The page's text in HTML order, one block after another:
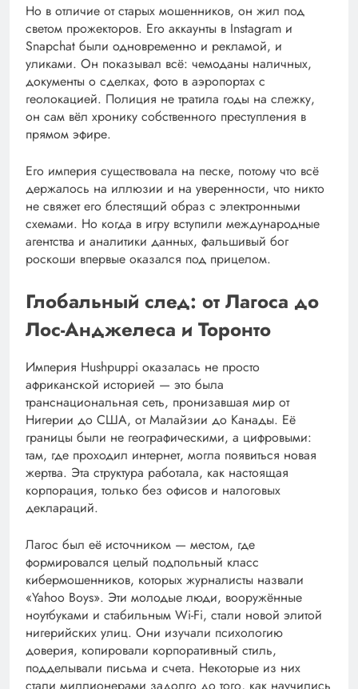
Но в отличие от старых мошенников, он жил под
светом прожекторов. Его аккаунты в Instagram и
Snapchat были одновременно и рекламой, и
уликами. Он показывал всё: чемоданы наличных,
документы о сделках, фото в аэропортах с
геолокацией. Полиция не тратила годы на слежку,
он сам вёл хронику собственного преступления в
прямом эфире.
Его империя существовала на песке, потому что всё
держалось на иллюзии и на уверенности, что никто
не свяжет его блестящий образ с электронными
схемами. Но когда в игру вступили международные
агентства и аналитики данных, фальшивый бог
роскоши впервые оказался под прицелом.
Глобальный след: от Лагоса до
Лос-Анджелеса и Торонто
Империя Hushpuppi оказалась не просто
африканской историей — это была
транснациональная сеть, пронизавшая мир от
Нигерии до США, от Малайзии до Канады. Её
границы были не географическими, а цифровыми:
там, где проходил интернет, могла появиться новая
жертва. Эта структура работала, как настоящая
корпорация, только без офисов и налоговых
деклараций.
Лагос был её источником — местом, где
формировался целый подпольный класс
кибермошенников, которых журналисты назвали
«Yahoo Boys». Эти молодые люди, вооружённые
ноутбуками и стабильным Wi-Fi, стали новой элитой
нигерийских улиц. Они изучали психологию
доверия, копировали корпоративный стиль,
подделывали письма и счета. Некоторые из них